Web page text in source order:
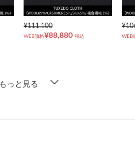
¥111,100
WEB価格¥88,880 税込 WEB
もっと見る